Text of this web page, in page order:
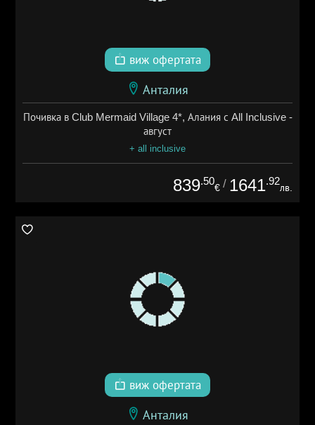
виж офертата
Анталия
Почивка в Club Mermaid Village 4*, Алания с All Inclusive -
август
+ all inclusive
839.50
€ / 1641.92
лв.
виж офертата
Анталия